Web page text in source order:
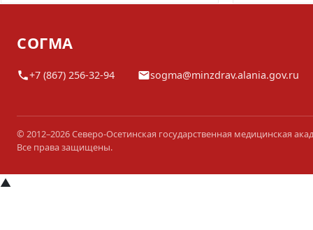
СОГМА
+7 (867) 256-32-94 sogma@minzdrav.alania.gov.ru
© 2012–2026 Северо-Осетинская государственная медицинская
Все права защищены.
▲